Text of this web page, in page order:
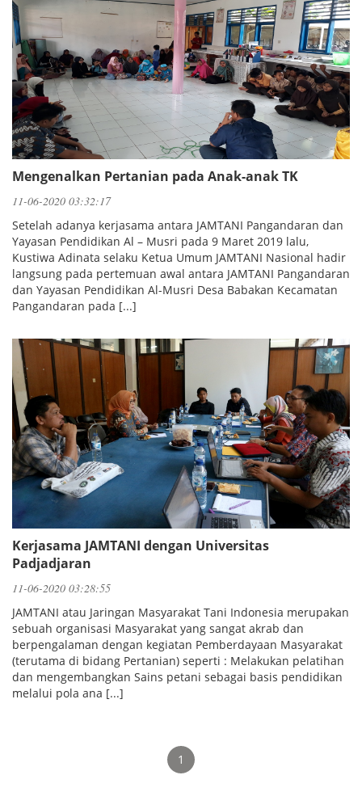
Mengenalkan Pertanian pada Anak-anak TK
11-06-2020 03:32:17
Setelah adanya kerjasama antara JAMTANI Pangandaran dan
Yayasan Pendidikan Al – Musri pada 9 Maret 2019 lalu,
Kustiwa Adinata selaku Ketua Umum JAMTANI Nasional hadir
langsung pada pertemuan awal antara JAMTANI Pangandaran
dan Yayasan Pendidikan Al-Musri Desa Babakan Kecamatan
Pangandaran pada [...]
Kerjasama JAMTANI dengan Universitas
Padjadjaran
11-06-2020 03:28:55
JAMTANI atau Jaringan Masyarakat Tani Indonesia merupakan
sebuah organisasi Masyarakat yang sangat akrab dan
berpengalaman dengan kegiatan Pemberdayaan Masyarakat
(terutama di bidang Pertanian) seperti : Melakukan pelatihan
dan mengembangkan Sains petani sebagai basis pendidikan
melalui pola ana [...]
1